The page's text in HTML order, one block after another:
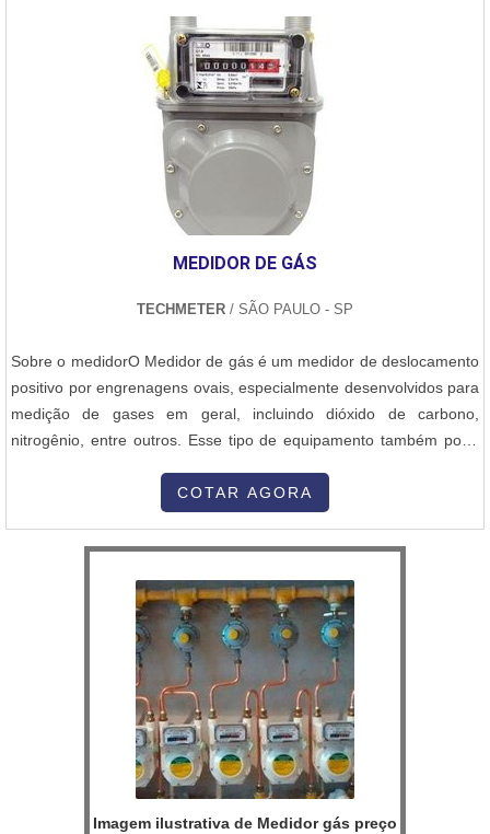
MEDIDOR DE GÁS
TECHMETER / SÃO PAULO - SP
Sobre o medidorO Medidor de gás é um medidor de deslocamento
positivo por engrenagens ovais, especialmente desenvolvidos para
medição de gases em geral, incluindo dióxido de carbono,
nitrogênio, entre outros. Esse tipo de equipamento também pode
vazão oval para líquidos. Além disso, ainda existem os medidores
estrutura dos...
COTAR AGORA
Imagem ilustrativa de Medidor gás preço